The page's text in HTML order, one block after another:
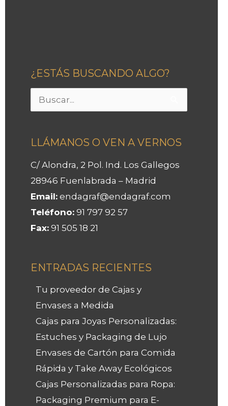
¿ESTÁS BUSCANDO ALGO?
Buscar
LLÁMANOS O VEN A VERNOS
C/ Alondra, 2 Pol. Ind. Los Gallegos
28946 Fuenlabrada – Madrid
Email: endagraf@endagraf.com
Teléfono: 91 797 92 57
Fax: 91 505 18 21
ENTRADAS RECIENTES
Tu proveedor de Cajas y
Envases a Medida
Cajas para Joyas Personalizadas:
Estuches y Packaging de Lujo
Envases de Cartón para Comida
Rápida y Take Away Ecológicos
Cajas Personalizadas para Ropa:
Packaging Premium para E-